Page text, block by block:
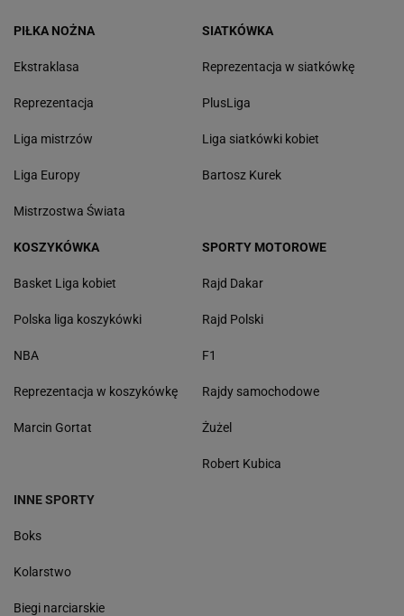
PIŁKA NOŻNA
Ekstraklasa
Reprezentacja
Liga mistrzów
Liga Europy
Mistrzostwa Świata
SIATKÓWKA
Reprezentacja w siatkówkę
PlusLiga
Liga siatkówki kobiet
Bartosz Kurek
KOSZYKÓWKA
Basket Liga kobiet
Polska liga koszykówki
NBA
Reprezentacja w koszykówkę
Marcin Gortat
SPORTY MOTOROWE
Rajd Dakar
Rajd Polski
F1
Rajdy samochodowe
Żużel
Robert Kubica
INNE SPORTY
Boks
Kolarstwo
Biegi narciarskie